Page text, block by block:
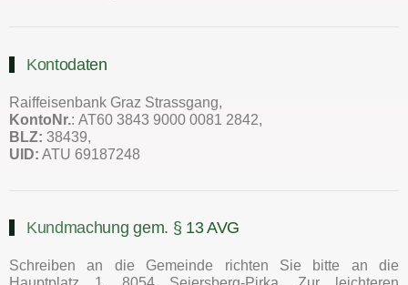
Kontodaten
Raiffeisenbank Graz Strassgang,
KontoNr.: AT60 3843 9000 0081 2842,
BLZ: 38439,
UID: ATU 69187248
Kundmachung gem. § 13 AVG
Schreiben an die Gemeinde richten Sie bitte an die